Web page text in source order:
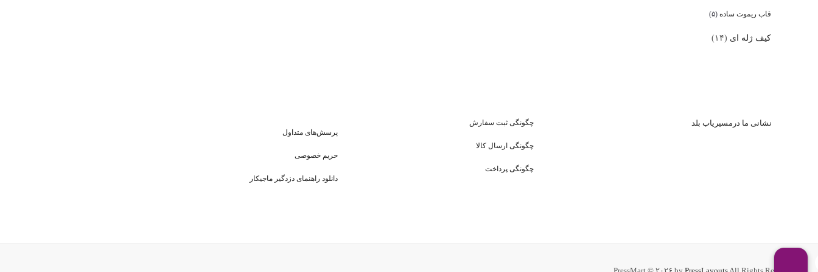
قاب ریموت ساده (۵)
کیف ژله ای (۱۴)
نشانی ما درمسیریاب بلد چگونگی ثبت سفارش
چگونگی ارسال کالا
چگونگی پرداخت
پرسش‌های متداول
حریم خصوصی
دانلود راهنمای دزدگیر ماجیکار